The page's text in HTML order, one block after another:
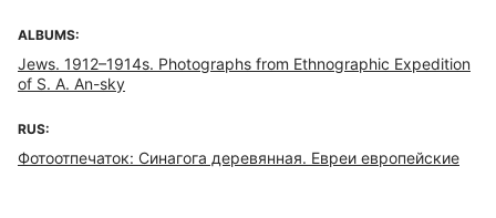
ALBUMS:
Jews. 1912–1914s. Photographs from Ethnographic Expedition
of S. A. An-sky
RUS:
Фотоотпечаток: Синагога деревянная. Евреи европейские